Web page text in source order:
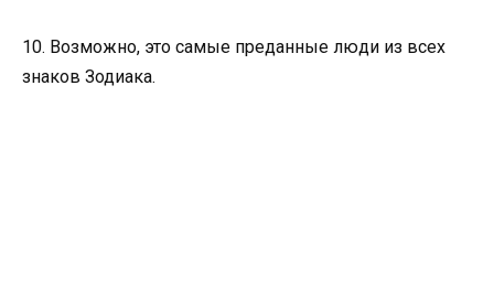
10. Возможно, это самые преданные люди из всех
знаков Зодиака.